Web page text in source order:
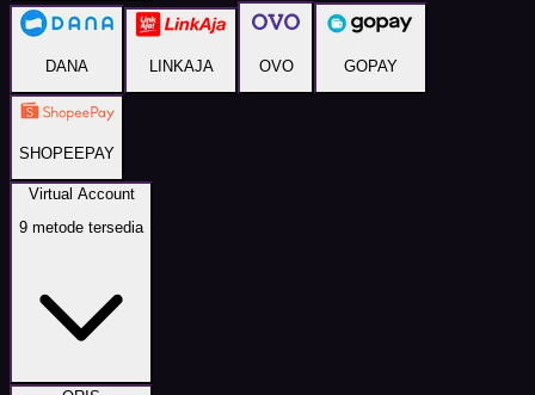
DANA LINKAJA OVO GOPAY
SHOPEEPAY
Virtual Account
9 metode tersedia